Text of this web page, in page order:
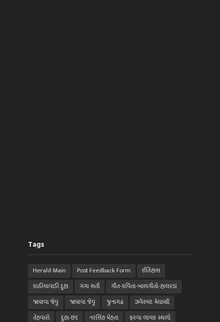
Tags
Herald Main Post Feedback Form
ઈતિહાસ
કાઠીયાવાડી દુહા
ગંગા સતી
ગીત-કવિતા-બાળગીતો-હાલરડાં
જાણવા જેવું
જાણવા જેવું જુનાગઢ
ઝવેરચંદ મેઘાણી
તેહવારો
દુહા-છંદ નરસિંહ મેહતા ફરવા લાયક સ્થળો